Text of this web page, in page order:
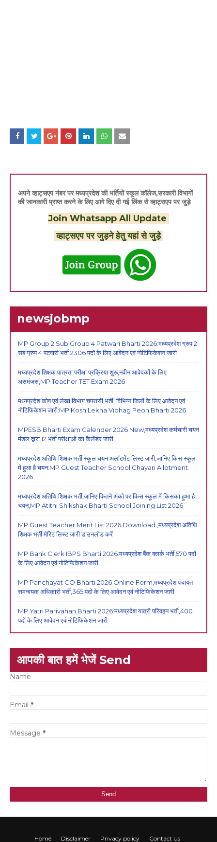
अपने व्हाट्सएप नंबर पर मध्यप्रदेश की भर्तियों स्कूल कॉलेज,सरकारी विभागों
की जानकारी प्राप्त करने के लिए आगे दिए दी गई लिंक से व्हाट्सएप पर जुड़े
Join Whatsapp All Update
व्हाट्सएप पर जुड़ने हेतु यहां से जुड़े
newsjobmp
MP Group 2 Sub Group 4 Patwari Bharti 2026:मध्यप्रदेश ग्रुप 2
सब ग्रुप 4 पटवारी भर्ती 2306 पदों के लिए आवेदन एवं नोटिफिकेशन जारी
मध्यप्रदेश शिक्षक पात्रता परीक्षा प्रक्रिया शुरू,नवीन आवेदकों के लिए
असमंजस,MP Teacher TET Exam 2026
मध्यप्रदेश कोष एवं लेखा विभाग चपरासी भर्ती, विभिन्न जिलों के लिए आवेदन एवं
नोटिफिकेशन जारी:MP Kosh Lekha Vibhag Peon Bharti 2026
MPESB Bharti Exam Calender 2026 New,मध्यप्रदेश कर्मचारी चयन
मंडल द्वारा 12 भर्ती परीक्षाओं का कैलेंडर जारी
मध्यप्रदेश अतिथि शिक्षक भर्ती स्कूल चयन अलॉटमेंट लिस्ट जारी,जानिए किस स्कूल
में हुआ है चयन:MP Guest Teacher School Chayan Allotment
2026
मध्यप्रदेश अतिथि शिक्षक भर्ती,जानिए कितने अंको पर किस स्कूल में किसका हुआ है
चयन,MP Atithi Shikshak Bharti School Joining List 2026
MP Guest Teacher Merit List 2026 Download ,मध्यप्रदेश अतिथि
शिक्षक भर्ती मेरिट लिस्ट जारी डाउनलोड करें
MP Bank Clerk IBPS Bharti 2026:मध्यप्रदेश बैंक क्लर्क भर्ती,570 पदों
के लिए आवेदन एवं नोटिफिकेशन जारी
MP Panchayat CO Bharti 2026 Online Form,मध्यप्रदेश पंचायत
समन्वयक अधिकारी भर्ती,365 पदों के लिए आवेदन एवं नोटिफिकेशन जारी
MP Yatri Parivahan Bharti 2026:मध्यप्रदेश यात्री परिवहन भर्ती,400
पदों के लिए आवेदन एवं नोटिफिकेशन जारी
आपकी बात हमें भेजें Send
Name
Email *
Message *
Home Disclaimer Privacy policy Contact Us